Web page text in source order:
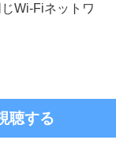
Wi-Fiネットワ
聴する